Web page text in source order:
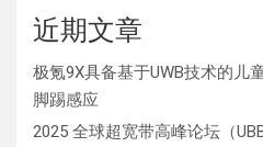
近期文章
极氪9X具备基于UWB技术的儿
脚踢感应
2025 全球超宽带高峰论坛（